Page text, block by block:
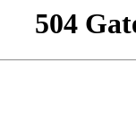
504